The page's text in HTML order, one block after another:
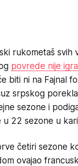
rukometaš svih
povrede nije
biti ni na Fajnal
srpskog
sezone i
u 22 sezone u
četiri sezone
ovajao